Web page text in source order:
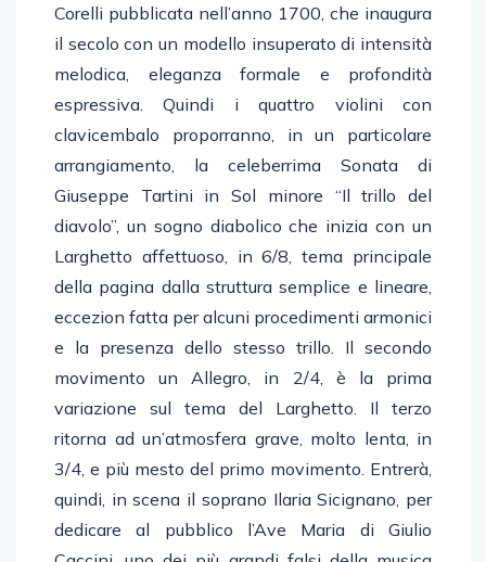
Corelli pubblicata nell’anno 1700, che inaugura
il secolo con un modello insuperato di intensità
melodica, eleganza formale e profondità
espressiva. Quindi i quattro violini con
clavicembalo proporranno, in un particolare
arrangiamento, la celeberrima Sonata di
Giuseppe Tartini in Sol minore “Il trillo del
diavolo”, un sogno diabolico che inizia con un
Larghetto affettuoso, in 6/8, tema principale
della pagina dalla struttura semplice e lineare,
eccezion fatta per alcuni procedimenti armonici
e la presenza dello stesso trillo. Il secondo
movimento un Allegro, in 2/4, è la prima
variazione sul tema del Larghetto. Il terzo
ritorna ad un’atmosfera grave, molto lenta, in
3/4, e più mesto del primo movimento. Entrerà,
quindi, in scena il soprano Ilaria Sicignano, per
dedicare al pubblico l’Ave Maria di Giulio